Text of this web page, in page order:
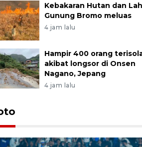
Kebakaran Hutan dan
Gunung Bromo meluas
4 jam lalu
Hampir 400 orang
akibat longsor di Onsen
Nagano, Jepang
4 jam lalu